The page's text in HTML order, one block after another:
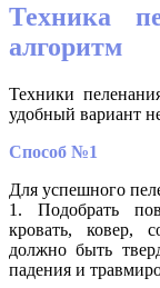
Техника
алгоритм
Техники
удобный вариант
Способ №1
Для успешного
1. Подобрать
кровать, ковер,
должно быть
падения и